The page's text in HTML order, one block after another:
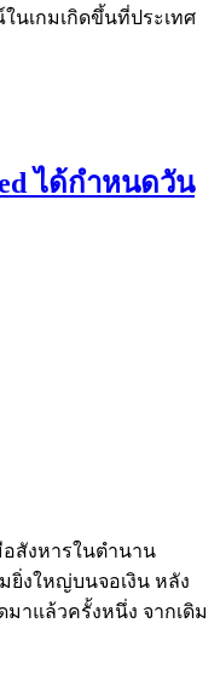
ในเกมเกิดขึ้นที่ประเทศ
ได้กำหนดวัน
สังหารในตำนาน
มยิ่งใหญ่บนจอเงิน หลัง
าแล้วครั้งหนึ่ง จากเดิม